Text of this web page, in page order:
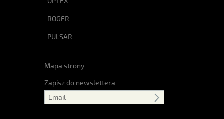
ROGER
PULSAR
Mapa strony
Zapisz do newslettera